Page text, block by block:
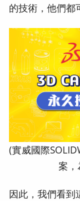
的技術，他們都
(實威國際
案
因此，我們看到